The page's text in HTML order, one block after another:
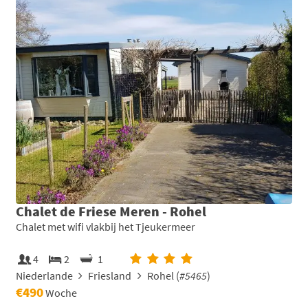
Chalet de Friese Meren - Rohel
Chalet met wifi vlakbij het Tjeukermeer
4 2
1
Niederlande
Friesland Rohel (#5465)
€490Woche